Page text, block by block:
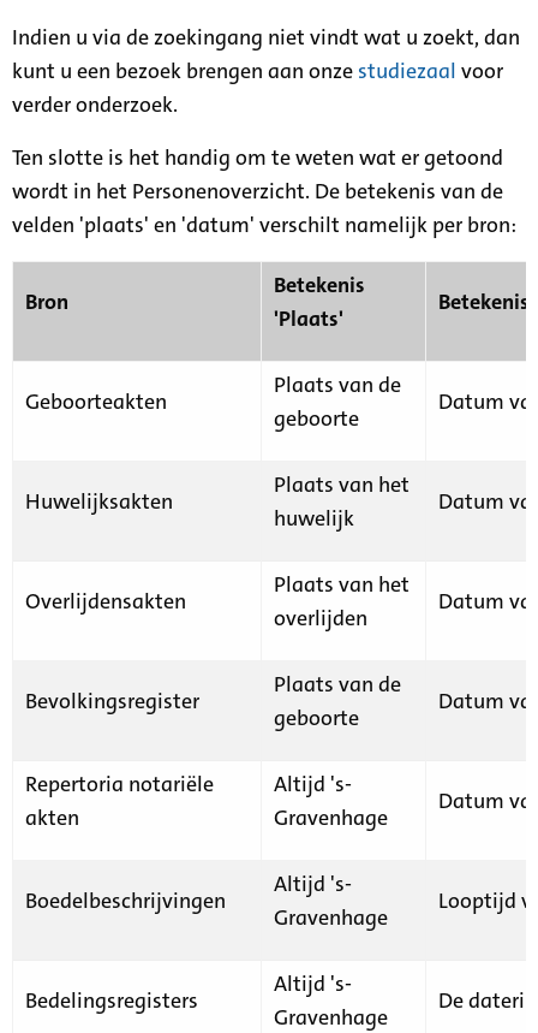
Indien u via de zoekingang niet vindt wat u zoekt, dan
kunt u een bezoek brengen aan onze studiezaal voor
verder onderzoek.
Ten slotte is het handig om te weten wat er getoond
wordt in het Personenoverzicht. De betekenis van de
velden 'plaats' en 'datum' verschilt namelijk per bron:
Bron
Betekenis
'Plaats'
Geboorteakten
Plaats van de
geboorte
Datum
Huwelijksakten
Plaats van het
huwelijk
Datum
Overlijdensakten
Plaats van het
overlijden
Datum
Bevolkingsregister
Plaats van de
geboorte
Datum
Repertoria notariële
akten
Altijd 's-
Gravenhage
Datum
Boedelbeschrijvingen
Altijd 's-
Gravenhage
Looptijd
Bedelingsregisters
Altijd 's-
Gravenhage
De